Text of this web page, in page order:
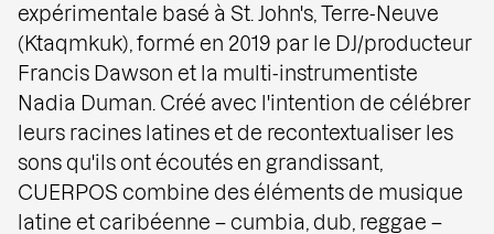
expérimentale basé à St. John's, Terre-Neuve
(Ktaqmkuk), formé en 2019 par le DJ/producteur
Francis Dawson et la multi-instrumentiste
Nadia Duman. Créé avec l'intention de célébrer
leurs racines latines et de recontextualiser les
sons qu'ils ont écoutés en grandissant,
CUERPOS combine des éléments de musique
latine et caribéenne – cumbia, dub, reggae –